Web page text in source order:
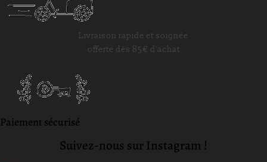
Livraison rapide et soignée
offerte dès 85€ d'achat
Paiement sécurisé
Suivez-nous sur Instagram !